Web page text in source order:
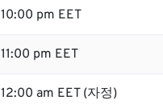
10:00 pm EET
11:00 pm EET
12:00 am EET (자정)